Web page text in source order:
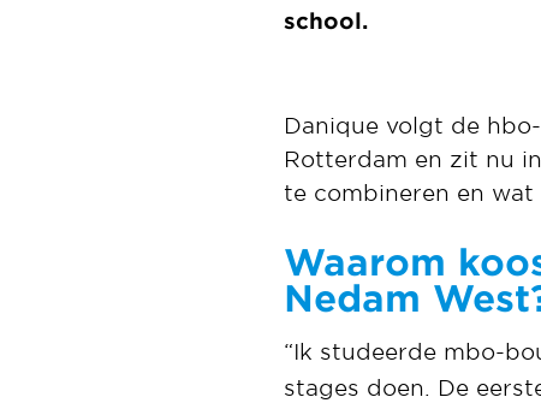
school.
Danique volgt de
Rotterdam en zit nu
te combineren en wat
Waarom
Nedam
“Ik studeerde mbo-
stages doen. De